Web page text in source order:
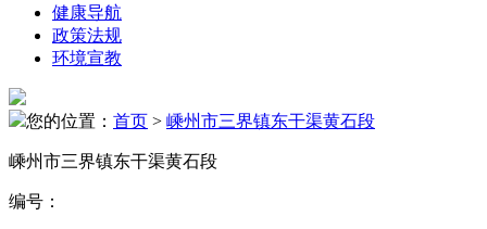
健康导航
政策法规
环境宣教
您的位置： 首页 > 嵊州市三界镇东干渠黄石段
嵊州市三界镇东干渠黄石段
编号：